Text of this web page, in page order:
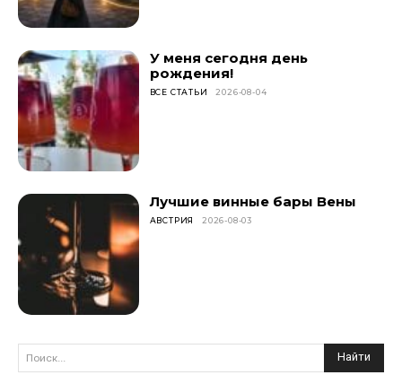
У меня сегодня день
рождения!
ВСЕ СТАТЬИ 2026-08-04
Лучшие винные бары Вены
АВСТРИЯ 2026-08-03
Поиск... Найти